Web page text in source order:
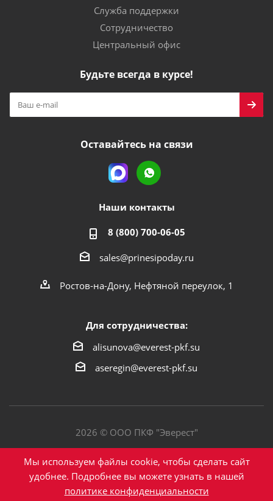
Служба поддержки
Сотрудничество
Центральный офис
Будьте всегда в курсе!
Оставайтесь на связи
Наши контакты
8 (800) 700-06-05
sales@prinesipoday.ru
Ростов-на-Дону, Нефтяной переулок, 1
Для сотрудничества:
alisunova@everest-pkf.su
aseregin@everest-pkf.su
2026 © ООО ПКФ "Эверест"
Политика конфиденциальности
Мы используем файлы cookie, чтобы сделать сайт
удобнее. Подробнее вы можете узнать в нашей
политике конфиденциальности